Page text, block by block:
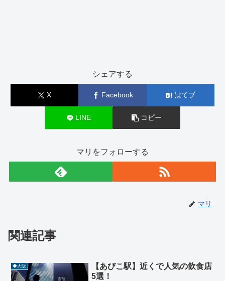
シェアする
X Facebook はてブ
LINE コピー
マリをフォローする
マリ
関連記事
◆大阪
【あびこ駅】近くで人気の飲食店
5選！